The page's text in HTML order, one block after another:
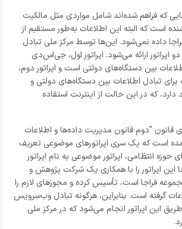
که فراهم شده‌اند شامل مواردی مثل مالکیت
است که البته این اطلاعات به‌طور مستقیم از
داده نمی‌شود. این‌ها توسط مرکز ملی تبادل
دو اپراتور ارائه می‌شود. اپراتور اول، جی‌اس‌دی
بین دستگاه‌های دولتی است و اپراتور دوم،
تبادل اطلاعات بین دستگاه‌های دولتی و
که در این حالت از اینترنت استفاده
قانون "دوم قانون مدیریت داده‌ها و اطلاعات
است که یک سری اپراتورهای موضوعی تعریف
حوزه انتظامی، اپراتور موضوعی به نام اپراتور
این اپراتور را با همکاری یک شرکت پژوهش و
فراجا است، تأسیس کرده و مجوزهای لازم را
گرفته است. بنابراین، هرگونه تبادل وب‌سرویس
این اپراتور انجام می‌شود که در مرکز ملی